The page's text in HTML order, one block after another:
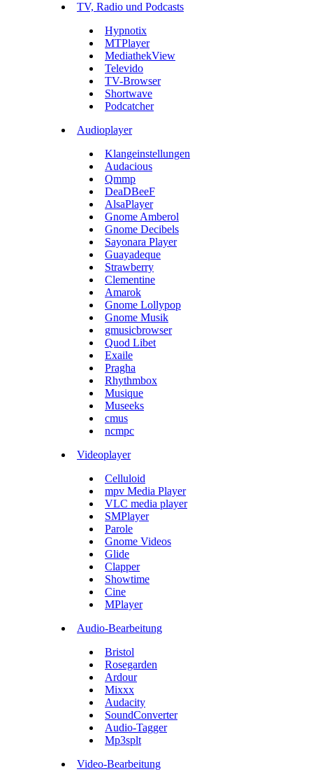
TV, Radio und Podcasts
Hypnotix
MTPlayer
MediathekView
Televido
TV-Browser
Shortwave
Podcatcher
Audioplayer
Klangeinstellungen
Audacious
Qmmp
DeaDBeeF
AlsaPlayer
Gnome Amberol
Gnome Decibels
Sayonara Player
Guayadeque
Strawberry
Clementine
Amarok
Gnome Lollypop
Gnome Musik
gmusicbrowser
Quod Libet
Exaile
Pragha
Rhythmbox
Musique
Museeks
cmus
ncmpc
Videoplayer
Celluloid
mpv Media Player
VLC media player
SMPlayer
Parole
Gnome Videos
Glide
Clapper
Showtime
Cine
MPlayer
Audio-Bearbeitung
Bristol
Rosegarden
Ardour
Mixxx
Audacity
SoundConverter
Audio-Tagger
Mp3splt
Video-Bearbeitung